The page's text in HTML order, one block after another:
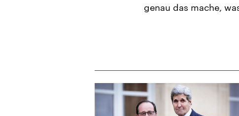
genau das mache,